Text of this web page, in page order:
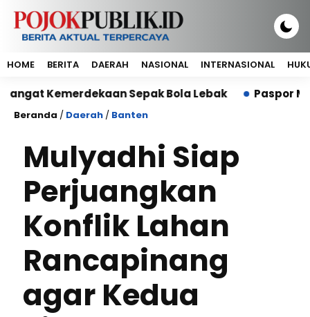
HOME BERITA DAERAH NASIONAL INTERNASIONAL
Sepak Bola Lebak Paspor Mati dan
Beranda / Daerah / Banten
Mulyadhi Siap
Perjuangkan
Konflik Lahan
Rancapinang
agar Kedua